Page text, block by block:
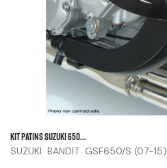
KIT PATINS SUZUKI 650...
SUZUKI BANDIT GSF650/S (07-15)